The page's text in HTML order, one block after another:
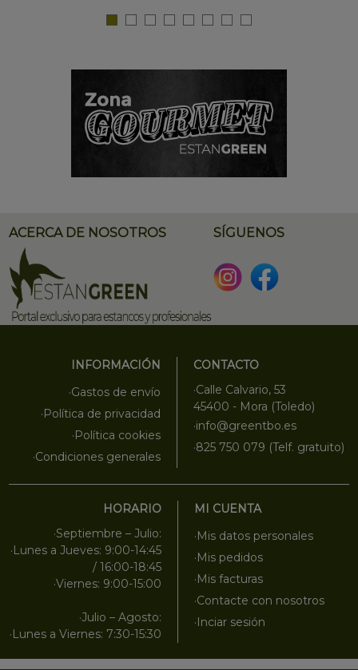
ACERCA DE NOSOTROS SÍGUENOS
INFORMACIÓN
·Gastos de envío
·Política de privacidad
·Política cookies
·Condiciones generales
CONTACTO
·Calle Calvario, 53
45400 - Mora (Toledo)
·info@greentbo.es
·825 750 079 (Telf. gratuito)
HORARIO
·Septiembre – Julio:
·Lunes a Jueves: 9:00-14:45
/ 16:00-18:45
·Viernes: 9:00-15:00
·Julio – Agosto:
·Lunes a Viernes: 7:30-15:30
MI CUENTA
·Mis datos personales
·Mis pedidos
·Mis facturas
·Contacte con nosotros
·Inciar sesión